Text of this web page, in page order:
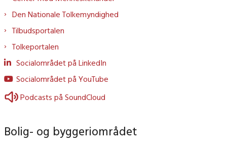
Den Nationale Tolkemyndighed
Tilbudsportalen
Tolkeportalen
Socialområdet på LinkedIn
Socialområdet på YouTube
Podcasts på SoundCloud
Bolig- og byggeriområdet